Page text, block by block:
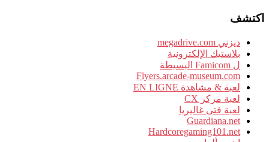
اكتشف
ديزني megadrive.com
بلاستيك الإلكترونية
ل Famicom البسيطة
Flyers.arcade-museum.com
لعبة & مشاهدة EN LIGNE
لعبة مركز CX
لعبة فتى غاليريا
Guardiana.net
Hardcoregaming101.net